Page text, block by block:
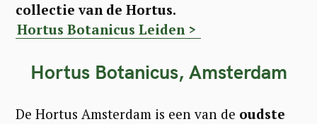
collectie van de Hortus.
Hortus Botanicus Leiden >
Hortus Botanicus, Amsterdam
De Hortus Amsterdam is een van de oudste